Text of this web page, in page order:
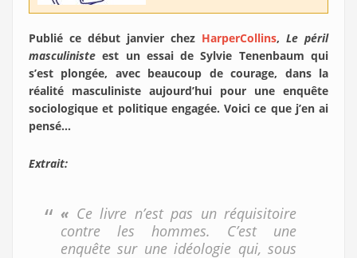
Publié ce début janvier chez HarperCollins, Le péril
masculiniste est un essai de Sylvie Tenenbaum qui
s’est plongée, avec beaucoup de courage, dans la
réalité masculiniste aujourd’hui pour une enquête
sociologique et politique engagée. Voici ce que j’en ai
pensé…
Extrait:
« Ce livre n’est pas un réquisitoire
contre les hommes. C’est une
enquête sur une idéologie qui, sous